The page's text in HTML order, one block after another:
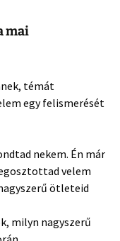
mai
témát
egy felismerését
nekem. Én már
velem
ötleteid
milyn nagyszerű